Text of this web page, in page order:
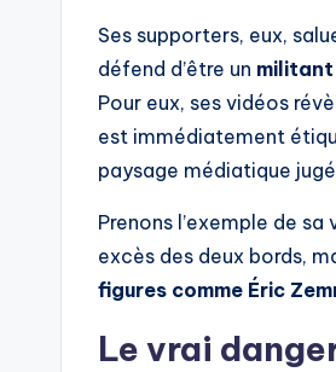
Ses supporters, eux,
défend d’être un militant
Pour eux, ses vidéos
est immédiatement
paysage médiatique
Prenons l’exemple de sa
excès des deux bords,
figures comme Éric
Le vrai